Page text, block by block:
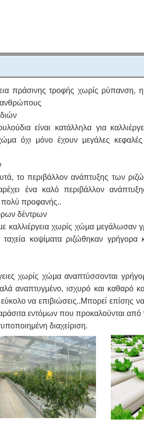
πράσινης τροφής χωρίς ρύπανση, η
ανθρώπους
είναι κατάλληλα για
όχι μόνο έχουν μεγάλες
το περιβάλλον ανάπτυξης των
ένα καλό περιβάλλον
πολύ προφανής..
δέντρων
καλλιέργεια χωρίς χώμα μεγάλωσαν
κοψίματα ριζώθηκαν γρήγορα
χωρίς χώμα αναπτύσσονται
αναπτυγμένο, ισχυρό και καθαρό
να επιβιώσεις..Μπορεί επίσης
εντόμων που προκαλούνται από
διαχείριση.